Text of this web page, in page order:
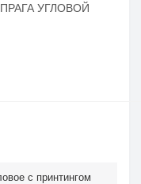
УГЛОВОЙ
с принтингом